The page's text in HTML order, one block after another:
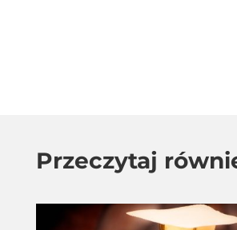
Przeczytaj